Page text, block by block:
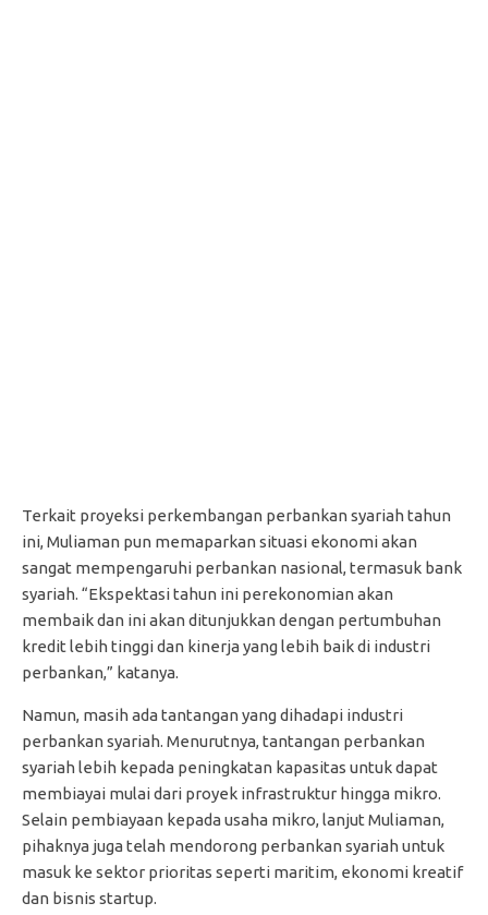
Terkait proyeksi perkembangan perbankan syariah tahun
ini, Muliaman pun memaparkan situasi ekonomi akan
sangat mempengaruhi perbankan nasional, termasuk bank
syariah. “Ekspektasi tahun ini perekonomian akan
membaik dan ini akan ditunjukkan dengan pertumbuhan
kredit lebih tinggi dan kinerja yang lebih baik di industri
perbankan,” katanya.
Namun, masih ada tantangan yang dihadapi industri
perbankan syariah. Menurutnya, tantangan perbankan
syariah lebih kepada peningkatan kapasitas untuk dapat
membiayai mulai dari proyek infrastruktur hingga mikro.
Selain pembiayaan kepada usaha mikro, lanjut Muliaman,
pihaknya juga telah mendorong perbankan syariah untuk
masuk ke sektor prioritas seperti maritim, ekonomi kreatif
dan bisnis startup.